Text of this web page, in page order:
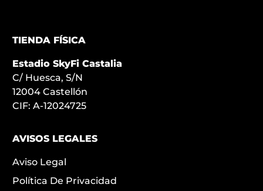
TIENDA FÍSICA
Estadio SkyFi Castalia
C/ Huesca, S/N
12004 Castellón
CIF: A-12024725
AVISOS LEGALES
Aviso Legal
Política De Privacidad